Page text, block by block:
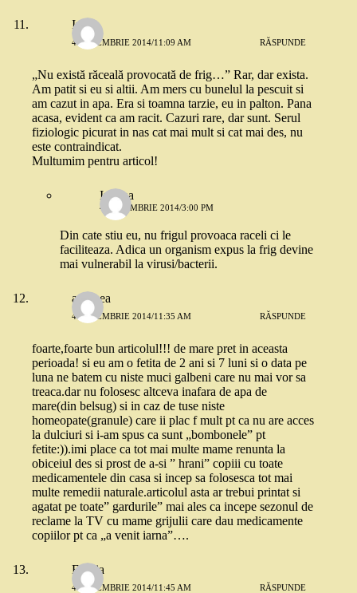
Iulia
4 DECEMBRIE 2014/11:09 AM RĂSPUNDE
„Nu există răceală provocată de frig…” Rar, dar exista.
Am patit si eu si altii. Am mers cu bunelul la pescuit si
am cazut in apa. Era si toamna tarzie, eu in palton. Pana
acasa, evident ca am racit. Cazuri rare, dar sunt. Serul
fiziologic picurat in nas cat mai mult si cat mai des, nu
este contraindicat.
Multumim pentru articol!
Iuliana
4 DECEMBRIE 2014/3:00 PM
Din cate stiu eu, nu frigul provoaca raceli ci le
faciliteaza. Adica un organism expus la frig devine
mai vulnerabil la virusi/bacterii.
andreea
4 DECEMBRIE 2014/11:35 AM RĂSPUNDE
foarte,foarte bun articolul!!! de mare pret in aceasta
perioada! si eu am o fetita de 2 ani si 7 luni si o data pe
luna ne batem cu niste muci galbeni care nu mai vor sa
treaca.dar nu folosesc altceva inafara de apa de
mare(din belsug) si in caz de tuse niste
homeopate(granule) care ii plac f mult pt ca nu are acces
la dulciuri si i-am spus ca sunt „bombonele” pt
fetite:)).imi place ca tot mai multe mame renunta la
obiceiul des si prost de a-si ” hrani” copiii cu toate
medicamentele din casa si incep sa folosesca tot mai
multe remedii naturale.articolul asta ar trebui printat si
agatat pe toate” gardurile” mai ales ca incepe sezonul de
reclame la TV cu mame grijulii care dau medicamente
copiilor pt ca „a venit iarna”….
Emilia
4 DECEMBRIE 2014/11:45 AM RĂSPUNDE